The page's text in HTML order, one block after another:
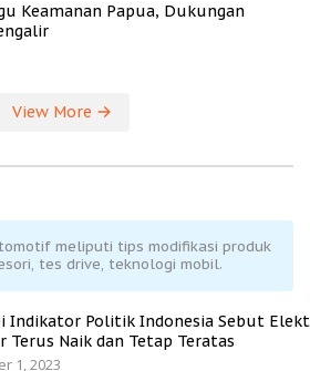
Keamanan Papua, Dukungan
View More
meliputi tips modifikasi produk
tes drive, teknologi mobil.
Indikator Politik Indonesia Sebut
Terus Naik dan Tetap Teratas
1, 2023